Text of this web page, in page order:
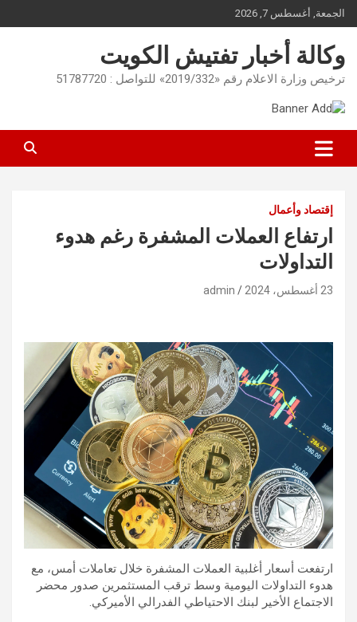
Skip
to
content
الجمعة, أغسطس 7, 2026
وكالة أخبار تفتيش الكويت
ترخيص وزارة الاعلام رقم «2019/332» للتواصل : 51787720
إقتصاد وأعمال
ارتفاع العملات المشفرة رغم هدوء
التداولات
23 أغسطس، 2024 admin
ارتفعت أسعار أغلبية العملات المشفرة خلال تعاملات أمس، مع
هدوء التداولات اليومية وسط ترقب المستثمرين صدور محضر
الاجتماع الأخير لبنك الاحتياطي الفدرالي الأميركي.